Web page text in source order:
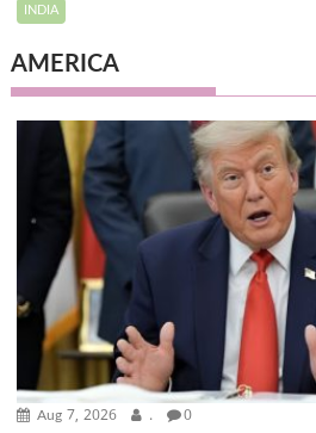
INDIA
AMERICA
Aug 7, 2026 . 0